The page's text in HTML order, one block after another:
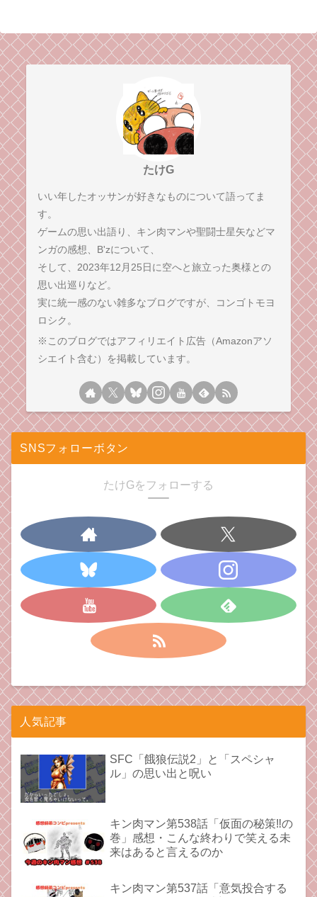
たけG
いい年したオッサンが好きなものについて語ってま
す。
ゲームの思い出語り、キン肉マンや聖闘士星矢などマ
ンガの感想、B'zについて、
そして、2023年12月25日に空へと旅立った奥様との
思い出巡りなど。
実に統一感のない雑多なブログですが、コンゴトモヨ
ロシク。
※このブログではアフィリエイト広告（Amazonアソ
シエイト含む）を掲載しています。
SNSフォローボタン
たけGをフォローする
人気記事
SFC「餓狼伝説2」と「スペシャ
ル」の思い出と呪い
キン肉マン第538話「仮面の秘策‼︎の
巻」感想・こんな終わりで笑える未
来はあると言えるのか
キン肉マン第537話「意気投合する